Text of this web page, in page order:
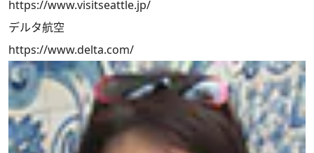
https://www.visitseattle.jp/
デルタ航空
https://www.delta.com/